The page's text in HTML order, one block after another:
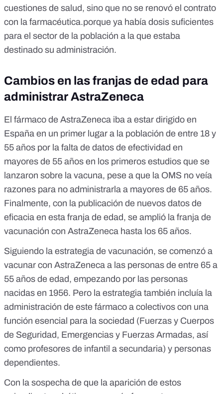
cuestiones de salud, sino que no se renovó el contrato
con la farmacéutica.porque ya había dosis suficientes
para el sector de la población a la que estaba
destinado su administración.
Cambios en las franjas de edad para
administrar AstraZeneca
El fármaco de AstraZeneca iba a estar dirigido en
España en un primer lugar a la población de entre 18 y
55 años por la falta de datos de efectividad en
mayores de 55 años en los primeros estudios que se
lanzaron sobre la vacuna, pese a que la OMS no veía
razones para no administrarla a mayores de 65 años.
Finalmente, con la publicación de nuevos datos de
eficacia en esta franja de edad, se amplió la franja de
vacunación con AstraZeneca hasta los 65 años.
Siguiendo la estrategia de vacunación, se comenzó a
vacunar con AstraZeneca a las personas de entre 65 a
55 años de edad, empezando por las personas
nacidas en 1956. Pero la estrategia también incluía la
administración de este fármaco a colectivos con una
función esencial para la sociedad (Fuerzas y Cuerpos
de Seguridad, Emergencias y Fuerzas Armadas, así
como profesores de infantil a secundaria) y personas
dependientes.
Con la sospecha de que la aparición de estos